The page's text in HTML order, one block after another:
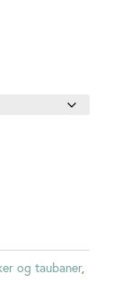
og taubaner,